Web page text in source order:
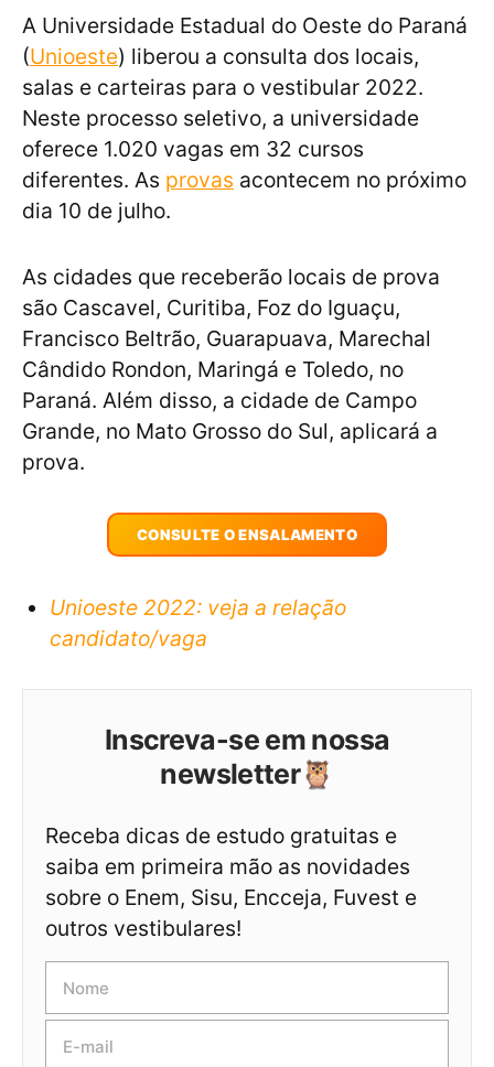
A Universidade Estadual do Oeste do Paraná
(Unioeste) liberou a consulta dos locais,
salas e carteiras para o vestibular 2022.
Neste processo seletivo, a universidade
oferece 1.020 vagas em 32 cursos
diferentes. As provas acontecem no próximo
dia 10 de julho.
As cidades que receberão locais de prova
são Cascavel, Curitiba, Foz do Iguaçu,
Francisco Beltrão, Guarapuava, Marechal
Cândido Rondon, Maringá e Toledo, no
Paraná. Além disso, a cidade de Campo
Grande, no Mato Grosso do Sul, aplicará a
prova.
CONSULTE O ENSALAMENTO
Unioeste 2022: veja a relação
candidato/vaga
Inscreva-se em nossa
newsletter🦉
Receba dicas de estudo gratuitas e
saiba em primeira mão as novidades
sobre o Enem, Sisu, Encceja, Fuvest e
outros vestibulares!